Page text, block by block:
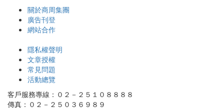
關於商周集團
廣告刊登
網站合作
隱私權聲明
文章授權
常見問題
活動總覽
客戶服務專線：０２－２５１０８８８８
傳真：０２－２５０３６９８９